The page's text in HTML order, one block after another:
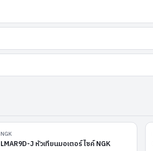
NGK
LMAR9D-J หัวเทียนมอเตอร์ไซค์ NGK